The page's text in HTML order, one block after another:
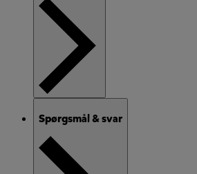
Spørgsmål & svar